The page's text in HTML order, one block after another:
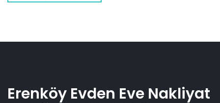
Erenköy Evden Eve Nakliyat